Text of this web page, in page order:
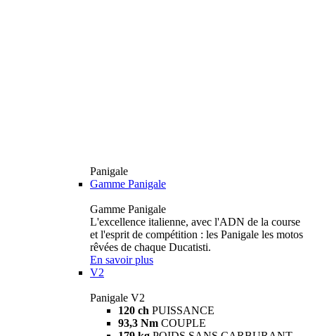
Panigale
Gamme Panigale
Gamme Panigale
L'excellence italienne, avec l'ADN de la course
et l'esprit de compétition : les Panigale les motos
rêvées de chaque Ducatisti.
En savoir plus
V2
Panigale V2
120 ch PUISSANCE
93,3 Nm COUPLE